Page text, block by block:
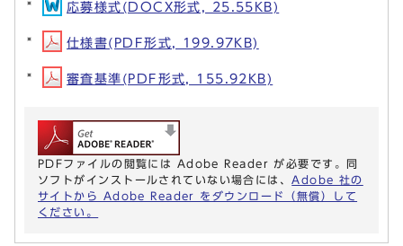
応募様式(DOCX形式, 25.55KB)
仕様書(PDF形式, 199.97KB)
審査基準(PDF形式, 155.92KB)
PDFファイルの閲覧には Adobe Reader が必要です。同
ソフトがインストールされていない場合には、 Adobe 社の
サイトから Adobe Reader をダウンロード（無償）して
ください。